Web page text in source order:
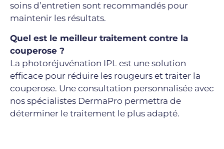
soins d’entretien sont recommandés pour
maintenir les résultats.
Quel est le meilleur traitement contre la
couperose ?
La photoréjuvénation IPL est une solution
efficace pour réduire les rougeurs et traiter la
couperose. Une consultation personnalisée avec
nos spécialistes DermaPro permettra de
déterminer le traitement le plus adapté.